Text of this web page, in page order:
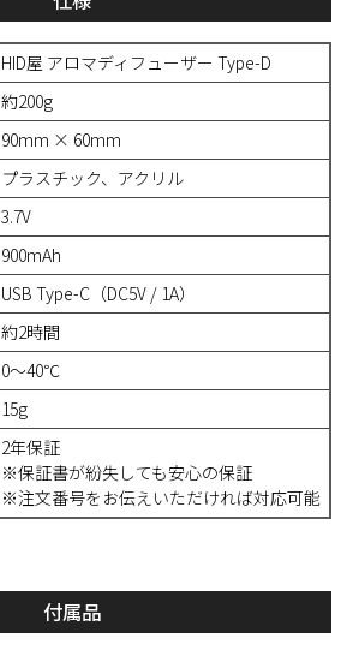
HID屋 アロマディフューザー Type-D
約200g
90mm × 60mm
プラスチック、アクリル
3.7V
900mAh
USB Type-C（DC5V / 1A）
約2時間
0～40℃
15g
2年保証
※保証書が紛失しても安心の保証
※注文番号をお伝えいただければ対応可能
付属品